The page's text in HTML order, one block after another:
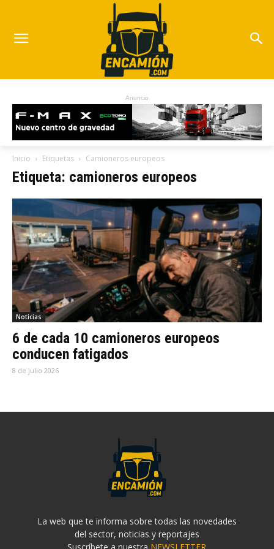
Anuncio
Inicio Etiquetas Camioneros europeos
Etiqueta: camioneros europeos
Noticias
6 de cada 10 camioneros europeos
conducen fatigados
8 de julio 2026
La web que te informa sobre todas las novedades
del sector, noticias y reportajes